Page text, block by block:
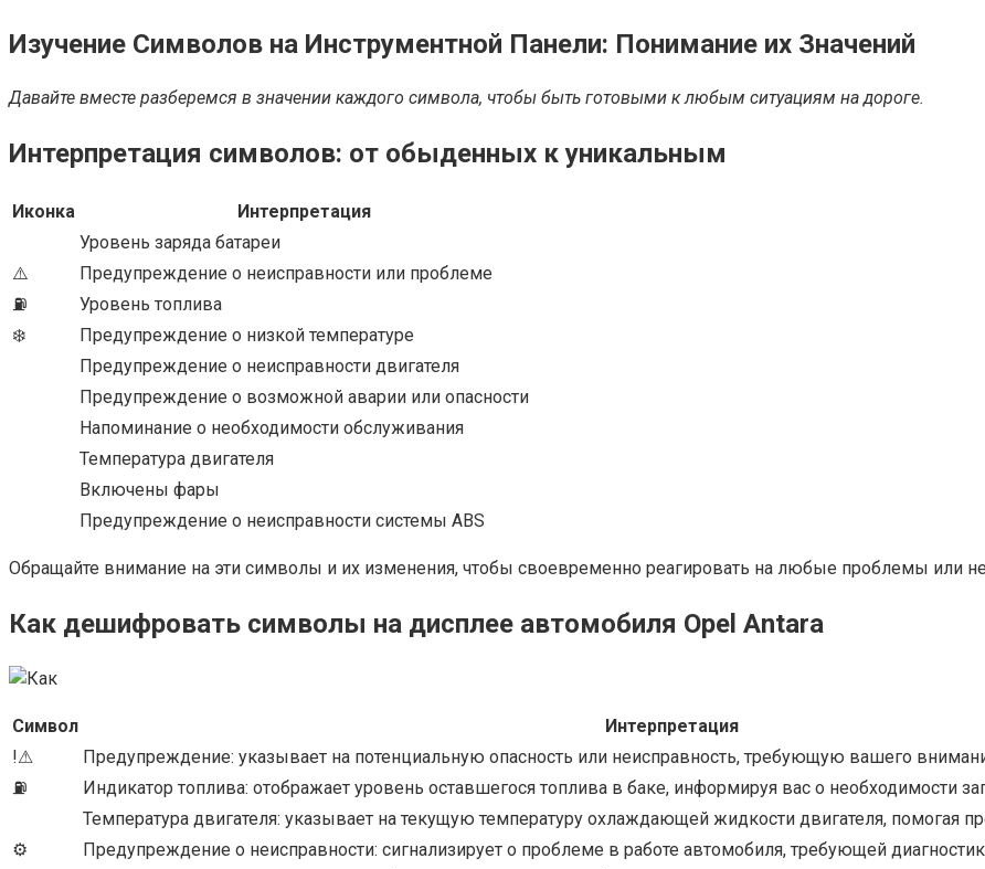
Изучение Символов на Инструментной Панели: Понимание их Значений
Давайте вместе разберемся в значении каждого символа, чтобы быть готовыми к любым ситуациям на дороге.
Интерпретация символов: от обыденных к уникальным
Иконка
Интерпретация
Уровень заряда батареи
⚠️
Предупреждение о неисправности или проблеме
⛽
Уровень топлива
❄️
Предупреждение о низкой температуре
Предупреждение о неисправности двигателя
Предупреждение о возможной аварии или опасности
Напоминание о необходимости обслуживания
Температура двигателя
Включены фары
Предупреждение о неисправности системы ABS
Обращайте внимание на эти символы и их изменения, чтобы своевременно реагировать на любые проблемы или
Как дешифровать символы на дисплее автомобиля Opel Antara
Символ
Интерпретация
!⚠
Предупреждение: указывает на потенциальную опасность или неисправность, требующую вашего
⛽
Индикатор топлива: отображает уровень оставшегося топлива в баке, информируя вас о необходимости
Температура двигателя: указывает на текущую температуру охлаждающей жидкости двигателя, помогая
⚙
Предупреждение о неисправности: сигнализирует о проблеме в работе автомобиля, требующей